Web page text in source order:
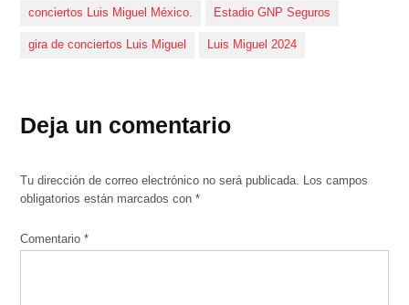
conciertos Luis Miguel México. Estadio GNP Seguros
gira de conciertos Luis Miguel Luis Miguel 2024
Deja un comentario
Tu dirección de correo electrónico no será publicada. Los campos
obligatorios están marcados con*
Comentario*